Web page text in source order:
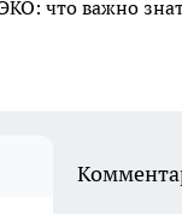
что важно